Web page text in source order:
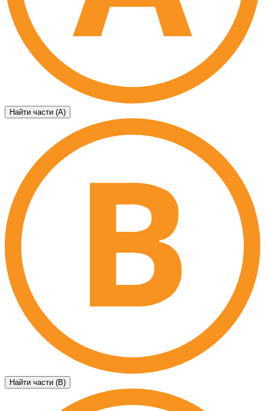
Найти части (А)
Найти части (B)